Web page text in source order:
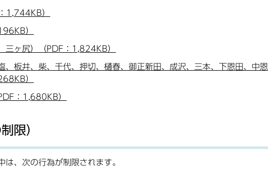
1,744KB）
）
三ヶ尻）（PDF：1,824KB）
、板井、柴、千代、押切、樋春、御正新田、成沢、三本、下恩田、中恩
）
：1,680KB）
限）
、次の行為が制限されます。